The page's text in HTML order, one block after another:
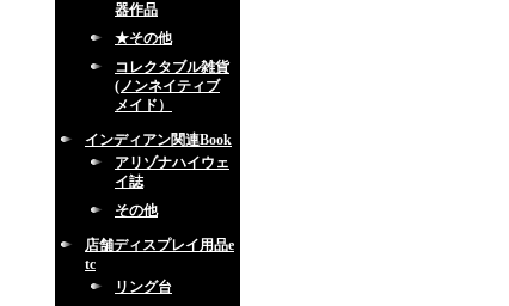
器作品
★その他
コレクタブル雑貨
(ノンネイティブ
メイド）
インディアン関連Book
アリゾナハイウェ
イ誌
その他
店舗ディスプレイ用品e
tc
リング台